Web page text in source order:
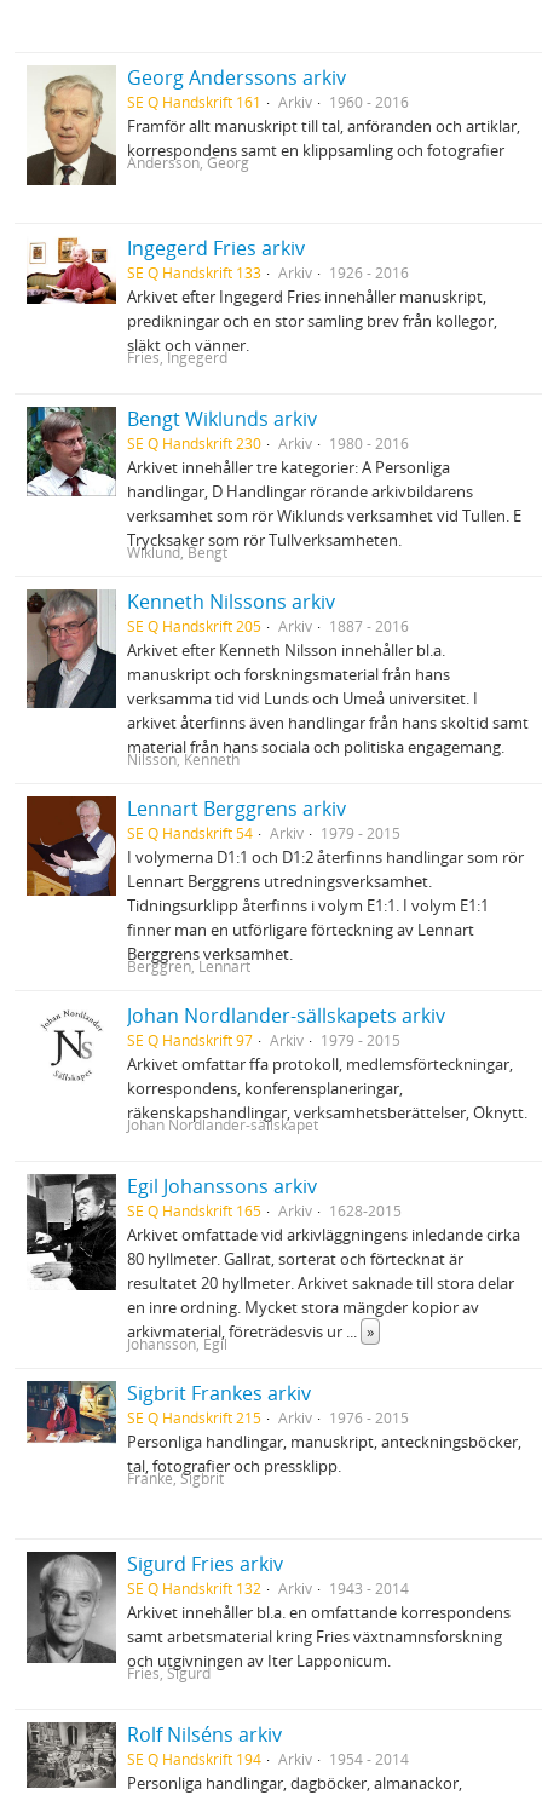
Georg Anderssons arkiv
SE Q Handskrift 161 Arkiv 1960 - 2016
Framför allt manuskript till tal, anföranden och artiklar,
korrespondens samt en klippsamling och fotografier
Andersson, Georg
Ingegerd Fries arkiv
SE Q Handskrift 133 Arkiv 1926 - 2016
Arkivet efter Ingegerd Fries innehåller manuskript,
predikningar och en stor samling brev från kollegor,
släkt och vänner.
Fries, Ingegerd
Bengt Wiklunds arkiv
SE Q Handskrift 230 Arkiv 1980 - 2016
Arkivet innehåller tre kategorier: A Personliga
handlingar, D Handlingar rörande arkivbildarens
verksamhet som rör Wiklunds verksamhet vid Tullen. E
Trycksaker som rör Tullverksamheten.
Wiklund, Bengt
Kenneth Nilssons arkiv
SE Q Handskrift 205 Arkiv 1887 - 2016
Arkivet efter Kenneth Nilsson innehåller bl.a.
manuskript och forskningsmaterial från hans
verksamma tid vid Lunds och Umeå universitet. I
arkivet återfinns även handlingar från hans skoltid samt
material från hans sociala och politiska engagemang.
Nilsson, Kenneth
Lennart Berggrens arkiv
SE Q Handskrift 54 Arkiv 1979 - 2015
I volymerna D1:1 och D1:2 återfinns handlingar som rör
Lennart Berggrens utredningsverksamhet.
Tidningsurklipp återfinns i volym E1:1. I volym E1:1
finner man en utförligare förteckning av Lennart
Berggrens verksamhet.
Berggren, Lennart
Johan Nordlander-sällskapets arkiv
SE Q Handskrift 97 Arkiv 1979 - 2015
Arkivet omfattar ffa protokoll, medlemsförteckningar,
korrespondens, konferensplaneringar,
räkenskapshandlingar, verksamhetsberättelser, Oknytt.
Johan Nordlander-sällskapet
Egil Johanssons arkiv
SE Q Handskrift 165 Arkiv 1628-2015
Arkivet omfattade vid arkivläggningens inledande cirka
80 hyllmeter. Gallrat, sorterat och förtecknat är
resultatet 20 hyllmeter. Arkivet saknade till stora delar
en inre ordning. Mycket stora mängder kopior av
arkivmaterial, företrädesvis ur ... »
Johansson, Egil
Sigbrit Frankes arkiv
SE Q Handskrift 215 Arkiv 1976 - 2015
Personliga handlingar, manuskript, anteckningsböcker,
tal, fotografier och pressklipp.
Franke, Sigbrit
Sigurd Fries arkiv
SE Q Handskrift 132 Arkiv 1943 - 2014
Arkivet innehåller bl.a. en omfattande korrespondens
samt arbetsmaterial kring Fries växtnamnsforskning
och utgivningen av Iter Lapponicum.
Fries, Sigurd
Rolf Nilséns arkiv
SE Q Handskrift 194 Arkiv 1954 - 2014
Personliga handlingar, dagböcker, almanackor,